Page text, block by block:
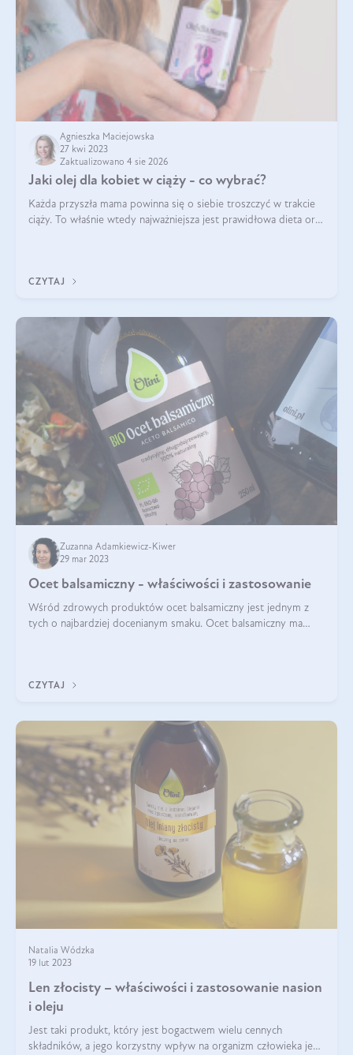
Agnieszka Maciejowska
27 kwi 2023
Zaktualizowano 4 sie 2026
Jaki olej dla kobiet w ciąży - co wybrać?
Każda przyszła mama powinna się o siebie troszczyć w trakcie
ciąży. To właśnie wtedy najważniejsza jest prawidłowa dieta oraz
CZYTAJ
Zuzanna Adamkiewicz-Kiwer
29 mar 2023
Ocet balsamiczny - właściwości i zastosowanie
Wśród zdrowych produktów ocet balsamiczny jest jednym z
tych o najbardziej docenianym smaku. Ocet balsamiczny ma
CZYTAJ
Natalia Wódzka
19 lut 2023
Len złocisty – właściwości i zastosowanie nasion
i oleju
Jest taki produkt, który jest bogactwem wielu cennych
składników, a jego korzystny wpływ na organizm człowieka jest